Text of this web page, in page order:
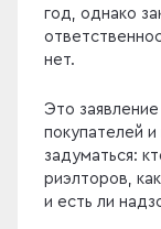
год, однако
нет.
Это
покупателей
задуматься:
риэлторов,
и есть ли